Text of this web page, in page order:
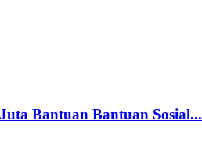
Bantuan Bantuan Sosial...